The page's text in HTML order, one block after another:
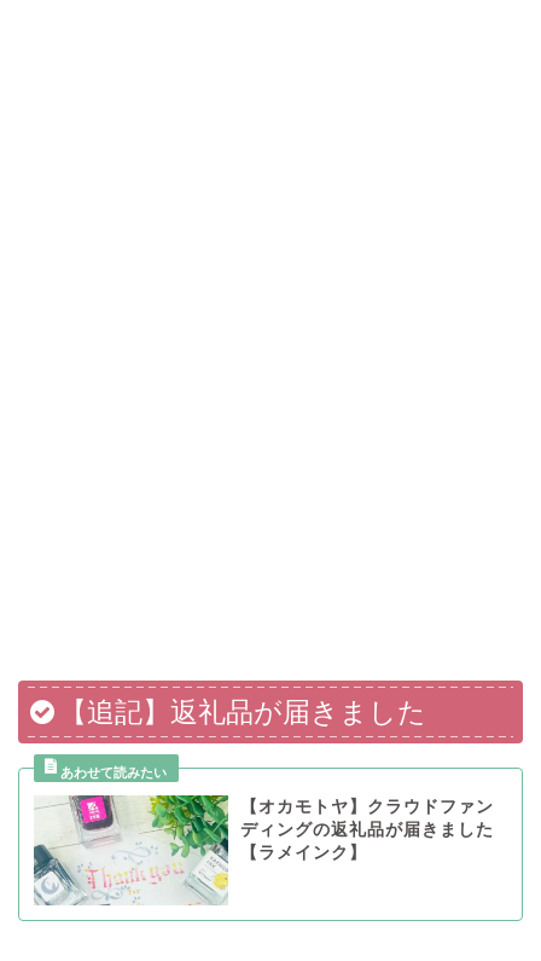
【追記】返礼品が届きました
【オカモトヤ】クラウドファン
ディングの返礼品が届きました
【ラメインク】